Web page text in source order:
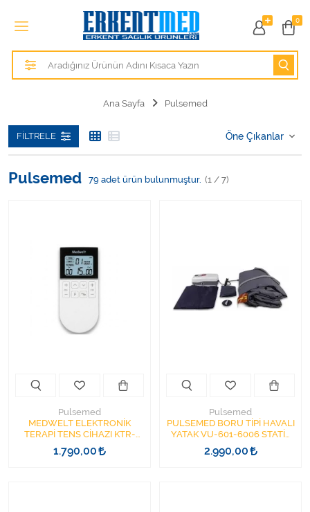
0
Tüm Kategoriler
Alezler
Hasta Bakım Ürünleri
Hastane Mobilyaları
Kişisel Bakım ve Sağlık
Kişisel Bakım ve Sağlık
Ortopedi Ürünleri
Ortopedi Ürünleri
Sarf Malzemeleri
Ana Sayfa Pulsemed
FILTRELE
Pulsemed 79 adet ürün bulunmuştur. (1 / 7)
Pulsemed
MEDWELT ELEKTRONİK
TERAPİ TENS CİHAZI KTR-
2610 TENS CİHAZI
1.790,00
Pulsemed
PULSEMED BORU TİPİ HAVALI
YATAK VU-601-6006 STATİK
UYKU MODLU
2.990,00